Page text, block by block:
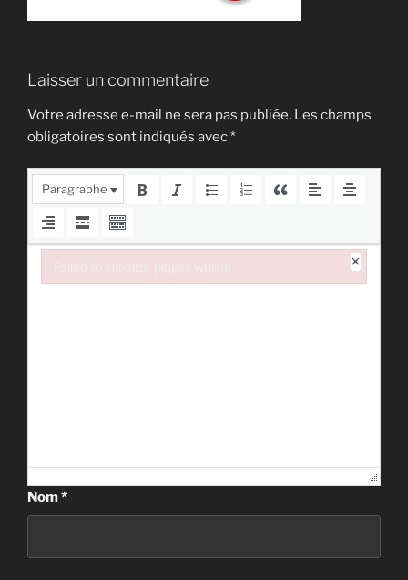
Laisser un commentaire
Votre adresse e-mail ne sera pas publiée. Les champs
obligatoires sont indiqués avec*
Paragraphe
Nom*
×
Failed to initialize plugin: wplink